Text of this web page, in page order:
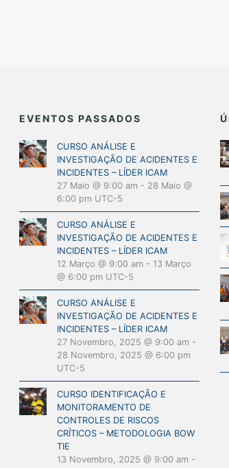
EVENTOS PASSADOS
CURSO ANÁLISE E
INVESTIGAÇÃO DE ACIDENTES E
INCIDENTES – LÍDER ICAM
27 Maio @ 9:00 am - 28 Maio @
6:00 pm UTC-5
CURSO ANÁLISE E
INVESTIGAÇÃO DE ACIDENTES E
INCIDENTES – LÍDER ICAM
12 Março @ 9:00 am - 13 Março
@ 6:00 pm UTC-5
CURSO ANÁLISE E
INVESTIGAÇÃO DE ACIDENTES E
INCIDENTES – LÍDER ICAM
27 Novembro, 2025 @ 9:00 am -
28 Novembro, 2025 @ 6:00 pm
UTC-5
CURSO IDENTIFICAÇÃO E
MONITORAMENTO DE
CONTROLES DE RISCOS
CRÍTICOS – METODOLOGIA BOW
TIE
13 Novembro, 2025 @ 9:00 am -